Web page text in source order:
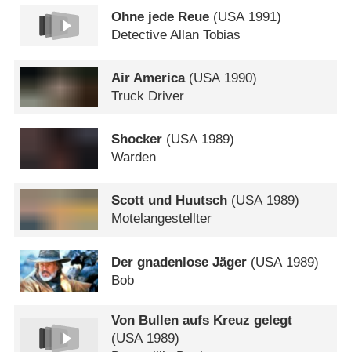
Ohne jede Reue (USA 1991)
Detective Allan Tobias
Air America(USA1990)
Truck Driver
Shocker (USA1989)
Warden
Scott und Huutsch (USA1989)
Motelangestellter
Der gnadenlose Jäger (USA 1989)
Bob
Von Bullen aufs Kreuz gelegt
(USA1989)